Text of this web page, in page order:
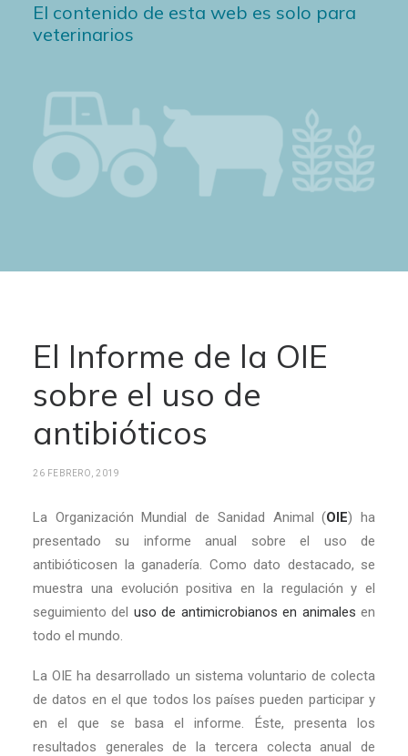
El contenido de esta web es solo para
veterinarios
El Informe de la OIE
sobre el uso de
antibióticos
26 FEBRERO, 2019
La Organización Mundial de Sanidad Animal (OIE) ha
presentado su informe anual sobre el uso de
antibióticosen la ganadería. Como dato destacado, se
muestra una evolución positiva en la regulación y el
seguimiento del uso de antimicrobianos en animalesen
todo el mundo.
La OIE ha desarrollado un sistema voluntario de colecta
de datos en el que todos los países pueden participar y
en el que se basa el informe. Éste, presenta los
resultados generales de la tercera colecta anual de